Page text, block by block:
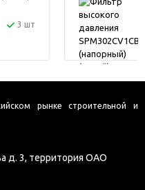
3 шт
рынке строительной и
д. 3, территория ОАО